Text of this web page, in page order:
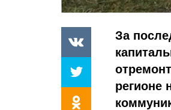
За
регионе